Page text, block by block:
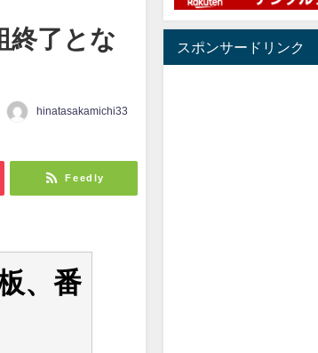
か？
終了とな
hinatasakamichi33
Feedly
、番
スポンサードリンク